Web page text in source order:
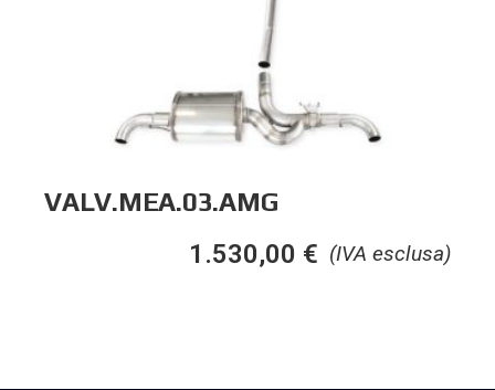
VALV.MEA.03.AMG
(IVA esclusa)
1.530,00 €